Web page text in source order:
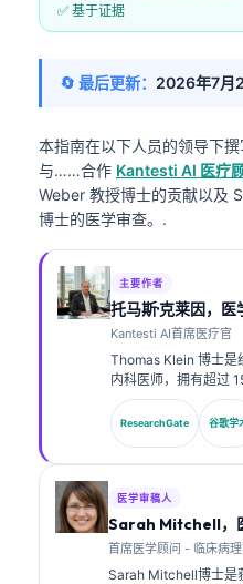
✅ 基于证据
🔄 最后更新： 2026年7月
本指南在以下人员的领导下撰
与……合作 Kantesti AI 医疗
Weber 教授博士的贡献以及
博士的医学审查。.
主要作者
托马斯·克莱因，医
Kantesti AI首席医疗官
Thomas Klein 博士是
内科医师，拥有超过
分析经验。作为
有神经网络的医疗准
表关于生物标志物解
ResearchGate 谷歌学
医学审稿人
Sarah Mitchell，
首席医学顾问 - 临床病
Sarah Mitchell博士是